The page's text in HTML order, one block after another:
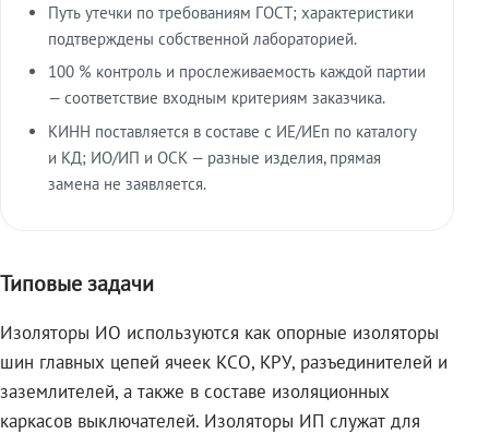
Путь утечки по требованиям ГОСТ; характеристики
подтверждены собственной лабораторией.
100 % контроль и прослеживаемость каждой партии
— соответствие входным критериям заказчика.
КИНН поставляется в составе с ИЕ/ИЕп по каталогу
и КД; ИО/ИП и ОСК — разные изделия, прямая
замена не заявляется.
Типовые задачи
Изоляторы ИО используются как опорные изоляторы
шин главных цепей ячеек КСО, КРУ, разъединителей и
заземлителей, а также в составе изоляционных
каркасов выключателей. Изоляторы ИП служат для